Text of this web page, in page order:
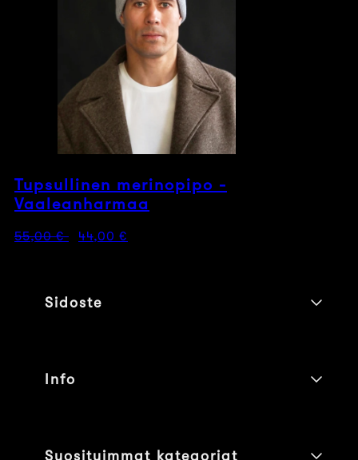
Tupsullinen merinopipo -
Vaaleanharmaa
Normaalihinta
55,00 € Myyntihinta
44,00 €
Sidoste
Info
Suosituimmat kategoriat